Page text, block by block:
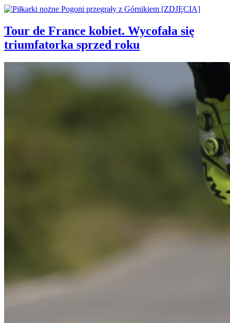
Tour de France kobiet. Wycofała się
triumfatorka sprzed roku